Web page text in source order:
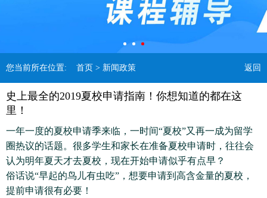
您当前所在位置: 首页 > 新闻政策 返回
史上最全的2019夏校申请指南！你想知道的都在这
里！
一年一度的夏校申请季来临，一时间“夏校”又再一成为留学
圈热议的话题。很多学生和家长在准备夏校申请时，往往会
认为明年夏天才去夏校，现在开始申请似乎有点早？
俗话说“早起的鸟儿有虫吃”，想要申请到高含金量的夏校，
提前申请很有必要！